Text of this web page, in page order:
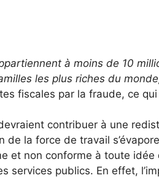
à moins de 10
les plus riches du
fiscales par la fraude, ce
contribuer à une
de la force de travail
et non conforme à toute
services publics. En effet,